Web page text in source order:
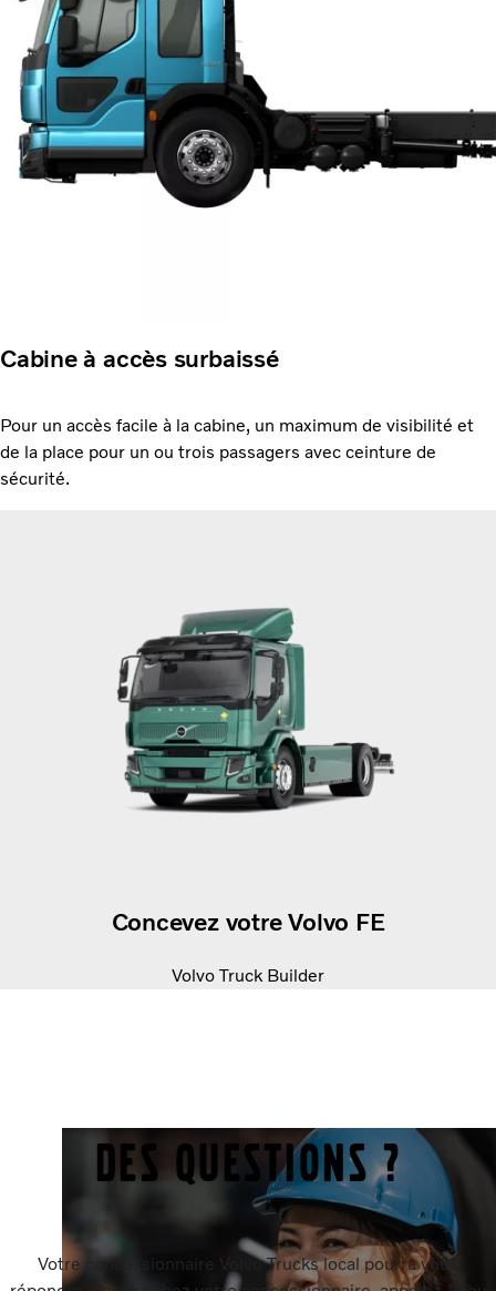
Cabine à accès surbaissé
Pour un accès facile à la cabine, un maximum de visibilité et
de la place pour un ou trois passagers avec ceinture de
sécurité.
Concevez votre Volvo FE
Volvo Truck Builder
Des questions ?
Votre concessionnaire Volvo Trucks local pourra vous